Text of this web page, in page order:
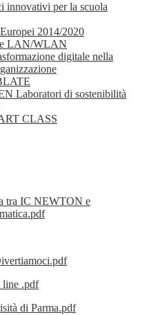
innovativi per la scuola
2014/2020
LAN/WLAN
digitale nella
Laboratori di sostenibilità
CLASS
tra IC NEWTON e
line .pdf
di Parma.pdf